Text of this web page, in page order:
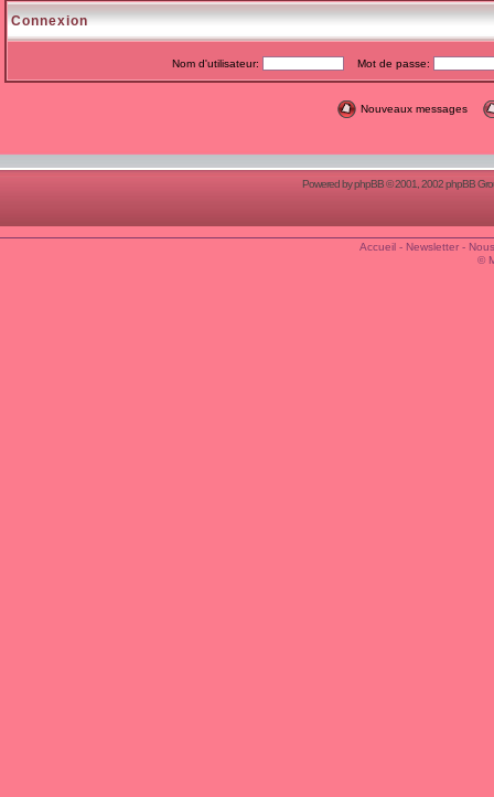
Connexion
Nom d'utilisateur: Mot de passe:
Nouveaux messages
Powered byphpBB© 2001, 2002 phpBB
Accueil- Newsletter-
©